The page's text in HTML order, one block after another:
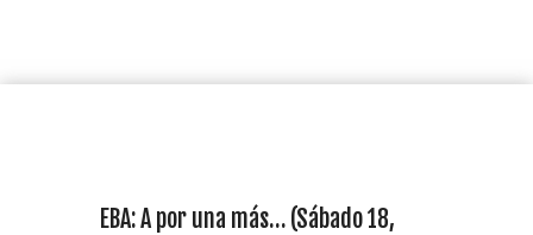
EBA: A por una más… (Sábado 18,